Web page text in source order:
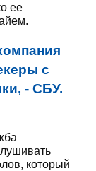
ее
с
- СБУ.
который